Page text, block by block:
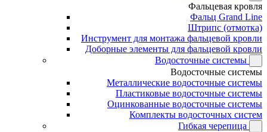
Фальцевая кровля
Фальц Grand Line
Штрипс (отмотка)
Инструмент для монтажа фальцевой кровли
Доборные элементы для фальцевой кровли
Водосточные системы
Водосточные системы
Металлические водосточные системы
Пластиковые водосточные системы
Оцинкованные водосточные системы
Комплекты водосточных систем
Гибкая черепица